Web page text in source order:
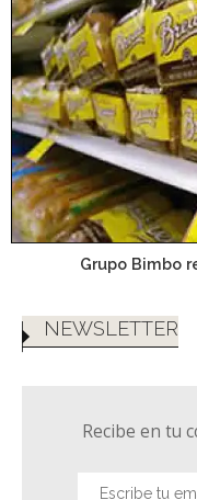
Grupo Bimbo
NEWSLETTER
Recibe en tu